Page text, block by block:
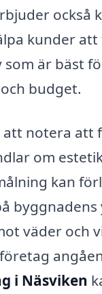
också
kunder att
är bäst
budget.
notera att
om
kan
väder och
i Näsviken